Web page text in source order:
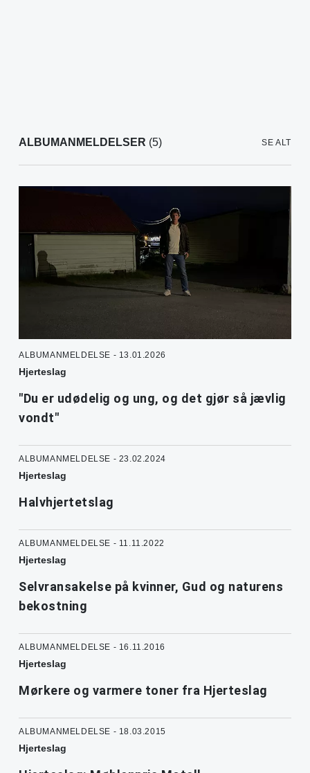
ALBUMANMELDELSER (5) SE ALT
ALBUMANMELDELSE - 13.01.2026
Hjerteslag
"Du er udødelig og ung, og det gjør så jævlig
vondt"
ALBUMANMELDELSE - 23.02.2024
Hjerteslag
Halvhjertetslag
ALBUMANMELDELSE - 11.11.2022
Hjerteslag
Selvransakelse på kvinner, Gud og naturens
bekostning
ALBUMANMELDELSE - 16.11.2016
Hjerteslag
Mørkere og varmere toner fra Hjerteslag
ALBUMANMELDELSE - 18.03.2015
Hjerteslag